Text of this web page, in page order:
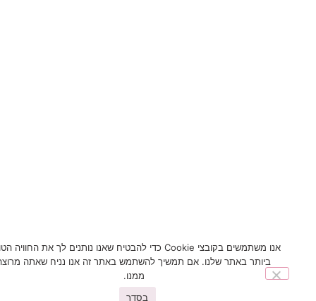
אנו משתמשים בקובצי Cookie כדי להבטיח שאנו נותנים לך את החוויה הטובה
ביותר באתר שלנו. אם תמשיך להשתמש באתר זה אנו נניח שאתה מרוצה
ממנו.
בסדר